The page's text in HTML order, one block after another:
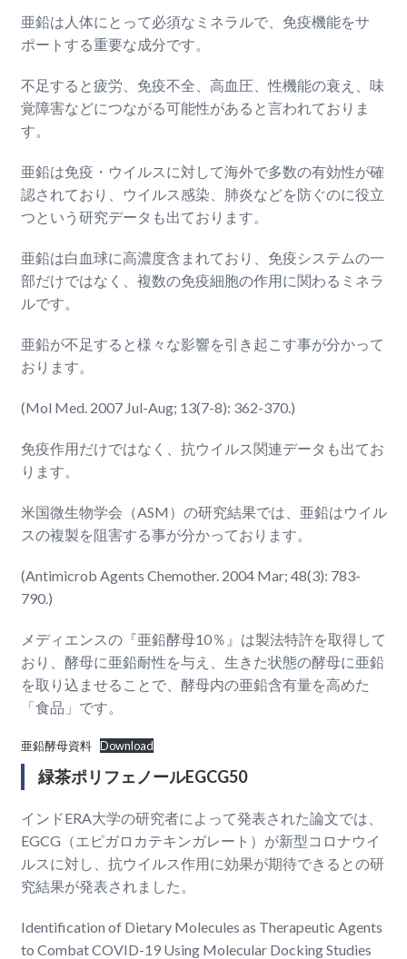
亜鉛は人体にとって必須なミネラルで、免疫機能をサ
ポートする重要な成分です。
不足すると疲労、免疫不全、高血圧、性機能の衰え、味
覚障害などにつながる可能性があると言われておりま
す。
亜鉛は免疫・ウイルスに対して海外で多数の有効性が確
認されており、ウイルス感染、肺炎などを防ぐのに役立
つという研究データも出ております。
亜鉛は白血球に高濃度含まれており、免疫システムの一
部だけではなく、複数の免疫細胞の作用に関わるミネラ
ルです。
亜鉛が不足すると様々な影響を引き起こす事が分かって
おります。
(Mol Med. 2007 Jul-Aug; 13(7-8): 362-370.)
免疫作用だけではなく、抗ウイルス関連データも出てお
ります。
米国微生物学会（ASM）の研究結果では、亜鉛はウイル
スの複製を阻害する事が分かっております。
(Antimicrob Agents Chemother. 2004 Mar; 48(3): 783-
790.)
メディエンスの『亜鉛酵母10％』は製法特許を取得して
おり、酵母に亜鉛耐性を与え、生きた状態の酵母に亜鉛
を取り込ませることで、酵母内の亜鉛含有量を高めた
「食品」です。
亜鉛酵母資料 Download
緑茶ポリフェノールEGCG50
インドERA大学の研究者によって発表された論文では、
EGCG（エピガロカテキンガレート）が新型コロナウイ
ルスに対し、抗ウイルス作用に効果が期待できるとの研
究結果が発表されました。
Identification of Dietary Molecules as Therapeutic Agents
to Combat COVID-19 Using Molecular Docking Studies